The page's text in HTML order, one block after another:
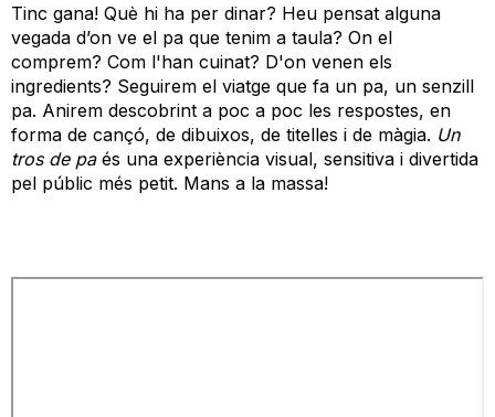
Tinc gana! Què hi ha per dinar? Heu pensat alguna
vegada d’on ve el pa que tenim a taula? On el
comprem? Com l'han cuinat? D'on venen els
ingredients? Seguirem el viatge que fa un pa, un senzill
pa. Anirem descobrint a poc a poc les respostes, en
forma de cançó, de dibuixos, de titelles i de màgia. Un
tros de paés una experiència visual, sensitiva i divertida
pel públic més petit. Mans a la massa!